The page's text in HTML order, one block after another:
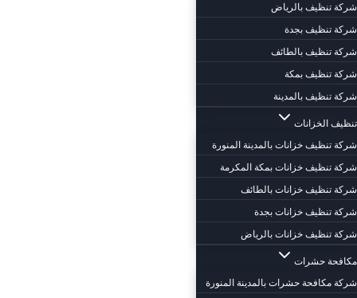
شركة تنظيف بالرياض
شركة تنظيف بجدة
شركة تنظيف بالطائف
شركة تنظيف بمكة
شركة تنظيف بالمدينة
تنظيف الخزانات
شركة تنظيف خزانات بالمدينة المنورة
شركة تنظيف خزانات بمكة المكرمة
شركة تنظيف خزانات بالطائف
شركة تنظيف خزانات بجدة
شركة تنظيف خزانات بالرياض
مكافحة حشرات
شركة مكافحة حشرات بالمدينة المنورة